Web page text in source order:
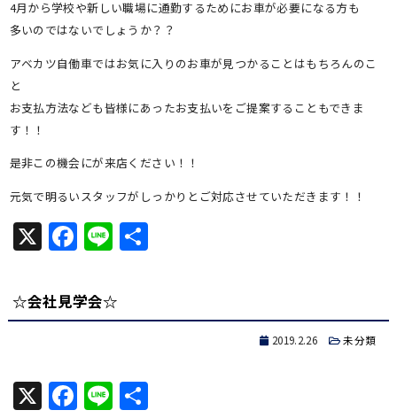
4月から学校や新しい職場に通勤するためにお車が必要になる方も
多いのではないでしょうか？？
アベカツ自働車ではお気に入りのお車が見つかることはもちろんのこ
と
お支払方法なども皆様にあったお支払いをご提案することもできま
す！！
是非この機会にが来店ください！！
元気で明るいスタッフがしっかりとご対応させていただきます！！
X Facebook
Line共
☆会社見学会☆
2019.2.26 未分類
X Facebook
Line共